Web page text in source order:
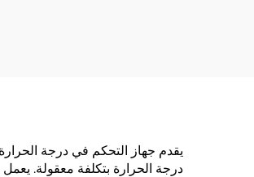
درجة الحرارة بتكلفة معقولة. يعمل